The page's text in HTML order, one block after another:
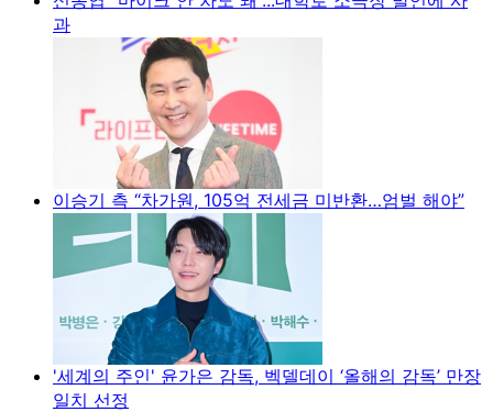
과
이승기 측 “차가원, 105억 전세금 미반환…엄벌 해야”
'세계의 주인' 윤가은 감독, 벡델데이 ‘올해의 감독’ 만장
일치 선정